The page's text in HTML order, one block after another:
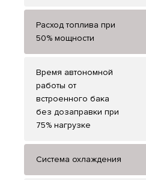
Расход топлива при
50% мощности
Время автономной
работы от
встроенного бака
без дозаправки при
75% нагрузке
Система охлаждения